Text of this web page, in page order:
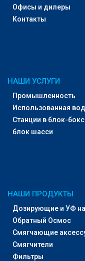
Офисы и дилеры
Контакты
НАШИ УСЛУГИ
Промышленность
Использованная
Станции в блок-
блок шасси
НАШИ ПРОДУКТЫ
Дозирующие и УФ
Обратный Осмос
Смягчающие
Смягчители
Фильтры